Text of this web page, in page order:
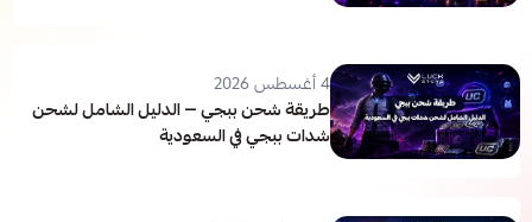
4 أغسطس 2026
طريقة شحن ببجي — الدليل الشامل لشحن
شدات ببجي في السعودية